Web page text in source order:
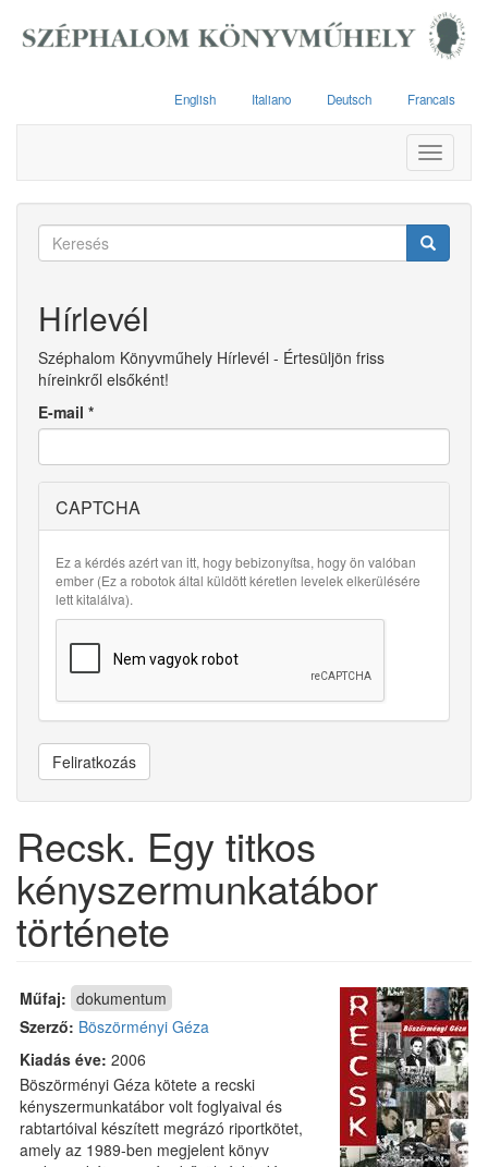
English Italiano Deutsch Francais
Toggle
Keresés
Hírlevél
Széphalom Könyvműhely Hírlevél - Értesüljön friss
híreinkről elsőként!
E-mail *
CAPTCHA
Ez a kérdés azért van itt, hogy bebizonyítsa, hogy ön valóban
ember (Ez a robotok által küldött kéretlen levelek elkerülésére
lett kitalálva).
Feliratkozás
Recsk. Egy titkos
kényszermunkatábor
története
Műfaj: dokumentum
Szerző: Böszörményi Géza
Kiadás éve: 2006
Böszörményi Géza kötete a recski
kényszermunkatábor volt foglyaival és
rabtartóival készített megrázó riportkötet,
amely az 1989-ben megjelent könyv